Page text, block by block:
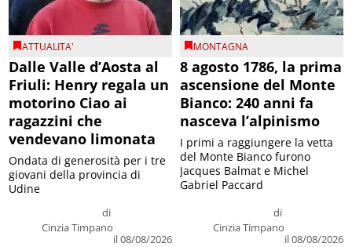
ATTUALITA'
Dalle Valle d’Aosta al
Friuli: Henry regala un
motorino Ciao ai
ragazzini che
vendevano limonata
di
Cinzia Timpano
il 08/08/2026
Ondata di generosità per i tre
giovani della provincia di
Udine
MONTAGNA
8 agosto 1786, la prima
ascensione del Monte
Bianco: 240 anni fa
nasceva l’alpinismo
di
Cinzia Timpano
il 08/08/2026
I primi a raggiungere la vetta
del Monte Bianco furono
Jacques Balmat e Michel
Gabriel Paccard